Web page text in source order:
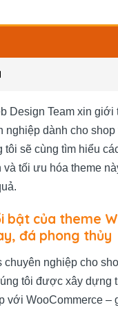
Design Team xin giới
nghiệp dành cho shop
tôi sẽ cùng tìm hiểu
và tối ưu hóa theme
bật của theme
đá phong thủy
chuyên nghiệp cho
tôi được xây dựng
với WooCommerce –